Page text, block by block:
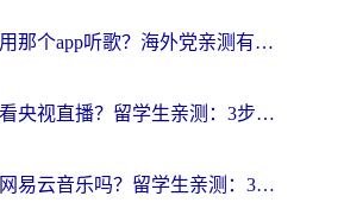
国外可以用那个app听歌？海外党亲测有效的回国加速方案，轻松听国内音乐听书
海外怎么看央视直播？留学生亲测：3步解决版权限制+追剧自由
国外能用网易云音乐吗？留学生亲测：3步解决海外听歌难题